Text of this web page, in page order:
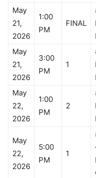
May
21,
2026
1:00
PM
FINAL
May
21,
2026
3:00
PM
1
May
22,
2026
1:00
PM
2
May
22,
2026
5:00
PM
1